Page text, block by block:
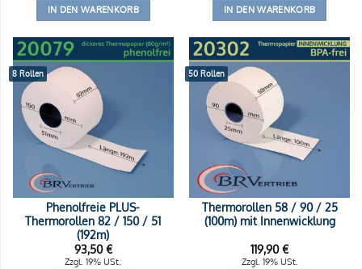
IN DEN WARENKORB IN DEN WARENKORB
8 Rollen
Phenolfreie PLUS-
Thermorollen 82 / 150 / 51
(192m)
93,50€
Zzgl. 19% USt.
50 Rollen
Thermorollen 58 / 90 / 25
(100m) mit Innenwicklung
119,90€
Zzgl. 19% USt.